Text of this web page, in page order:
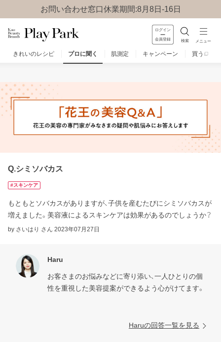
お問い合わせ窓口休業期間:8月8日-16日
ログイン
会員登録 検索 メニュー
きれいのレシピ プロに聞く 肌測定 キャンペーン 買う
Q.シミソバカス
#スキンケア
もともとソバカスがありますが、子供を産むたびにシミソバカスが
増えました。美容液によるスキンケアは効果があるのでしょうか？
by さいはり さん 2023年07月27日
Haru
お客さまのお悩みなどに寄り添い、一人ひとりの個
性を重視した美容提案ができるよう心がけてます。
Haruの回答一覧を見る